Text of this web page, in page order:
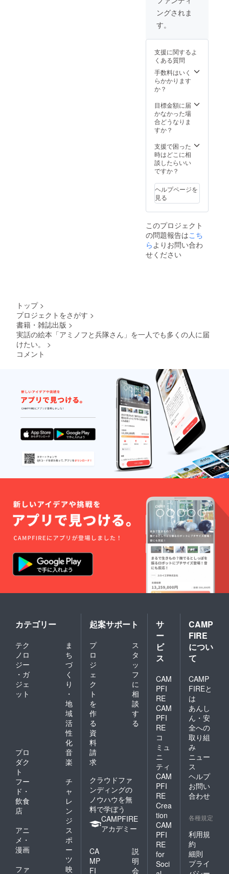
館に寄
贈しま
に限り
ため、
１８口
限定に
なって
いま
ングされま
す。
支援に関するよ
くある質問
手数料はいく
らかかります
か？
目標金額に届
かなかった場
合どうなりま
すか？
支援で困った
時はどこに相
談したらいい
ですか？
ヘルプページを
見る
このプロジェクト
の問題報告はこち
ら よりお問い合わ
せください
トップ >
プロジェクトをさがす >
書籍・雑誌出版 >
実話の絵本「アミノフと兵隊さん」を一人でも多くの人に届
けたい。
>
コメント
カテゴリー
テク
ノロ
ジー
・ガ
ジェ
ット
ま
ち
づ
く
り
・
地
域
活
性
化
プロ
ダク
ト
音
楽
フー
ド・
飲食
店
チ
ャ
レ
ン
ジ
アニ
メ・
漫画
ス
ポ
ー
ツ
ファ
映
起案サポート
プ
ロ
ジ
ェ
ク
ト
を
作
る
ス
タ
ッ
フ
に
相
談
す
る
資
料
請
求
クラウドファ
ンディングの
ノウハウを無
料で学ぼう
CAMPFIRE
アカデミー
CA
MP
FI
説
明
会
サ
ー
ビ
ス
CAM
PFI
RE
CAM
PFI
RE
コ
ミュ
ニ
ティ
CAM
PFI
RE
Crea
tion
CAM
PFI
RE
for
Soci
CAMP
FIRE
につい
て
CAMP
FIREと
は
あんし
ん・安
全への
取り組
み
ニュー
ス
ヘルプ
お問い
合わせ
各種規定
利用規
約
細則
プライ